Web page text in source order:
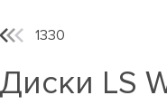
1330
Диски LS